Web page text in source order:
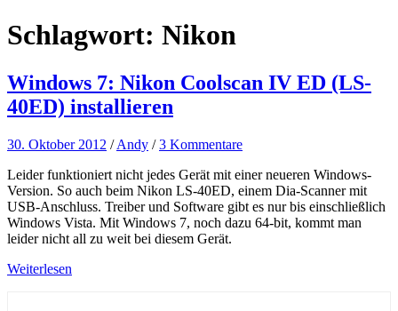
Schlagwort: Nikon
Windows 7: Nikon Coolscan IV ED (LS-
40ED) installieren
30. Oktober 2012 /Andy /3 Kommentare
Leider funktioniert nicht jedes Gerät mit einer neueren Windows-
Version. So auch beim Nikon LS-40ED, einem Dia-Scanner mit
USB-Anschluss. Treiber und Software gibt es nur bis einschließlich
Windows Vista. Mit Windows 7, noch dazu 64-bit, kommt man
leider nicht all zu weit bei diesem Gerät.
Weiterlesen